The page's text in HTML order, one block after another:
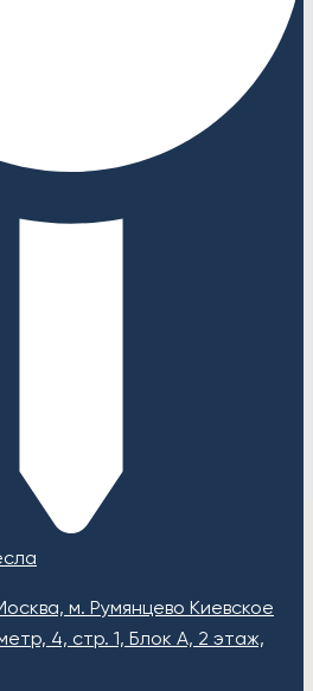
м. Румянцево Киевское
4, стр. 1, Блок А, 2 этаж,